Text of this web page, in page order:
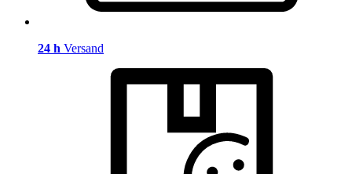
24 h Versand